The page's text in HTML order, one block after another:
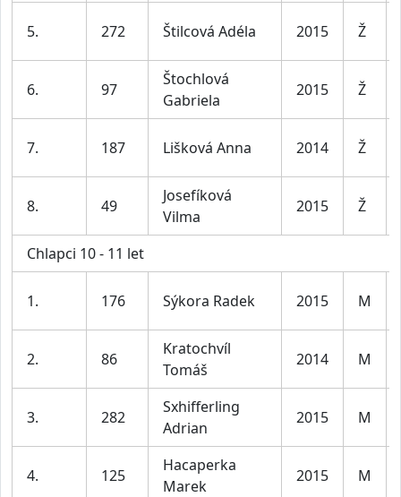
5. 272 Štilcová Adéla 2015 Ž
6. 97
Štochlová
Gabriela
2015 Ž
7. 187 Lišková Anna 2014 Ž
8. 49
Josefíková
Vilma
2015 Ž
Chlapci 10 - 11 let
1. 176 Sýkora Radek 2015 M
2. 86
Kratochvíl
Tomáš
2014 M
3. 282
Sxhifferling
Adrian
2015 M
4. 125
Hacaperka
Marek
2015 M